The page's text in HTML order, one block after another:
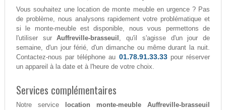
Vous souhaitez une location de monte meuble en urgence ? Pas
de problème, nous analysons rapidement votre problématique et
si le monte-meuble est disponible, nous vous permettons de
l'utiliser surAuffreville-brasseuil , qu'il s'agisse d'un jour de
semaine, d'un jour férié, d'un dimanche ou même durant la nuit.
Contactez-nous par téléphone au 01.78.91.33.33 pour réserver
un appareil à la date et à l'heure de votre choix.
Services complémentaires
Notre service
location monte-meuble Auffreville-brasseuil